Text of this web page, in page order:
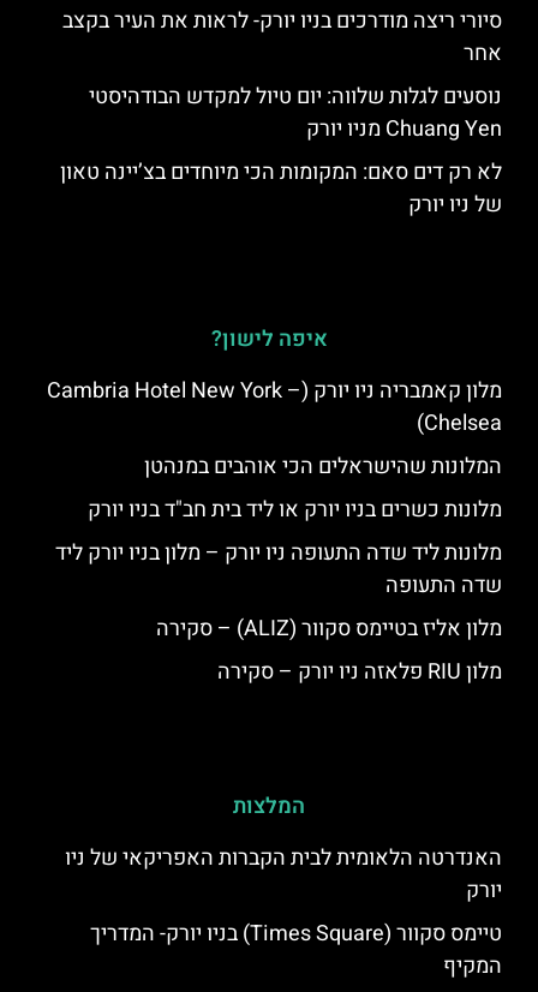
סיורי ריצה מודרכים בניו יורק- לראות את העיר בקצב
אחר
נוסעים לגלות שלווה: יום טיול למקדש הבודהיסטי
Chuang Yen מניו יורק
לא רק דים סאם: המקומות הכי מיוחדים בצ’יינה טאון
של ניו יורק
איפה לישון?
מלון קאמבריה ניו יורק (Cambria Hotel New York –
Chelsea)
המלונות שהישראלים הכי אוהבים במנהטן
מלונות כשרים בניו יורק או ליד בית חב"ד בניו יורק
מלונות ליד שדה התעופה ניו יורק – מלון בניו יורק ליד
שדה התעופה
מלון אליז בטיימס סקוור (ALIZ) – סקירה
מלון RIU פלאזה ניו יורק – סקירה
המלצות
האנדרטה הלאומית לבית הקברות האפריקאי של ניו
יורק
טיימס סקוור (Times Square) בניו יורק- המדריך
המקיף